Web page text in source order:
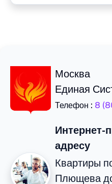
Москва
Единая
Телефон : 8
Интернет-
адресу
Квартиры
Плющева